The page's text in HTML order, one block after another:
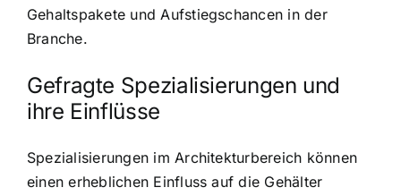
Gehaltspakete und Aufstiegschancen in der
Branche.
Gefragte Spezialisierungen und
ihre Einflüsse
Spezialisierungen im Architekturbereich können
einen erheblichen Einfluss auf die Gehälter